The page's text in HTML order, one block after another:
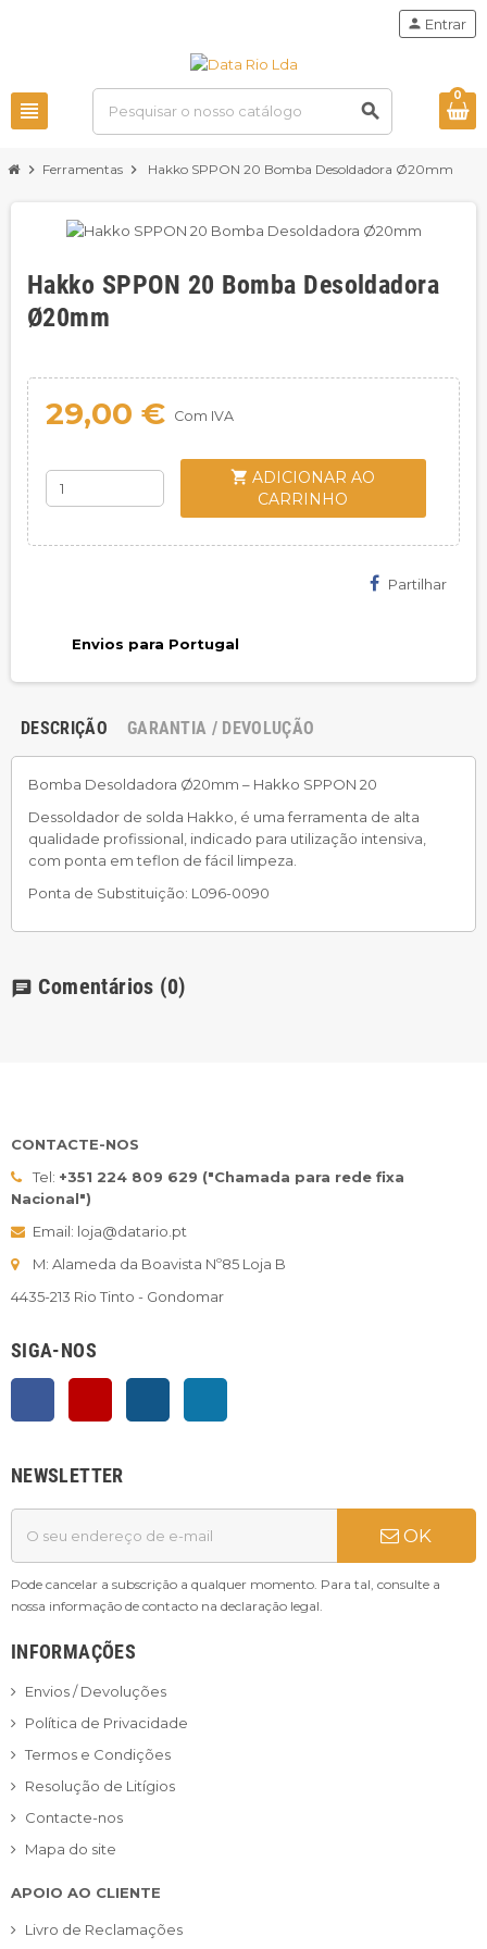
view_headline search
person Entrar
0
chevron_right Ferramentas chevron_right Hakko SPPON 20 Bomba Desoldadora Ø20mm
Hakko SPPON 20 Bomba Desoldadora
Ø20mm
29,00 € Com IVA
shopping_cart ADICIONAR AO
CARRINHO
Partilhar
Envios para Portugal
DESCRIÇÃO GARANTIA / DEVOLUÇÃO
Bomba Desoldadora Ø20mm – Hakko SPPON 20
Dessoldador de solda Hakko, é uma ferramenta de alta
qualidade profissional, indicado para utilização intensiva,
com ponta em teflon de fácil limpeza.
Ponta de Substituição: L096-0090
chat Comentários (0)
CONTACTE-NOS
Tel: +351 224 809 629 ("Chamada para rede fixa
Nacional")
Email: loja@datario.pt
M: Alameda da Boavista Nº85 Loja B
4435-213 Rio Tinto - Gondomar
SIGA-NOS
NEWSLETTER
OK
Pode cancelar a subscrição a qualquer momento. Para tal, consulte a
nossa informação de contacto na declaração legal.
INFORMAÇÕES
Envios / Devoluções
Política de Privacidade
Termos e Condições
Resolução de Litígios
Contacte-nos
Mapa do site
APOIO AO CLIENTE
Livro de Reclamações